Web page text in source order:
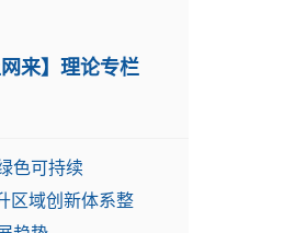
网来】理论专栏
色可持续
区域创新体系整